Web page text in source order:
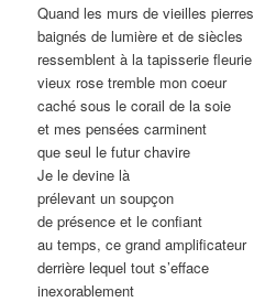
Quand les murs de vieilles pierres
baignés de lumière et de siècles
ressemblent à la tapisserie fleurie
vieux rose tremble mon coeur
caché sous le corail de la soie
et mes pensées carminent
que seul le futur chavire
Je le devine là
prélevant un soupçon
de présence et le confiant
au temps, ce grand amplificateur
derrière lequel tout s’efface
inexorablement